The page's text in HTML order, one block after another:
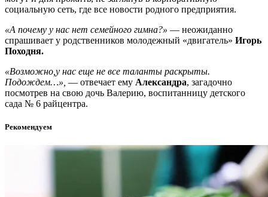
социальную сеть, где все новости родного предприятия.
«А почему у нас нет семейного гимна?» — неожиданно
спрашивает у родственников молодежный «двигатель» Игорь
Походня.
«Возможно,у нас еще не все таланты раскрыты.
Подождем…», — отвечает ему Александра, загадочно
посмотрев на свою дочь Валерию, воспитанницу детского
сада № 6 райцентра.
Рекомендуем